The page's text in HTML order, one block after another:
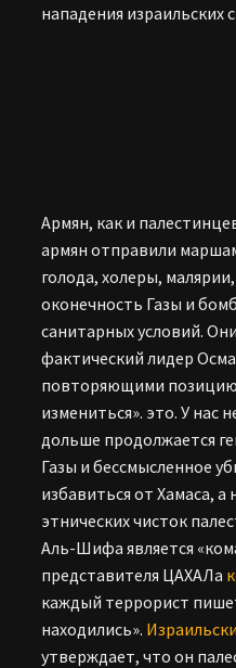
нападения израильских
Армян, как и
армян отправили
голода, холеры,
оконечность Газы и
санитарных условий.
фактический лидер
повторяющими позицию
измениться». это. У нас
дольше продолжается
Газы и бессмысленное
избавиться от Хамаса,
этнических чисток
Аль-Шифа является
представителя ЦАХАЛа
каждый террорист
находились».
утверждает, что он